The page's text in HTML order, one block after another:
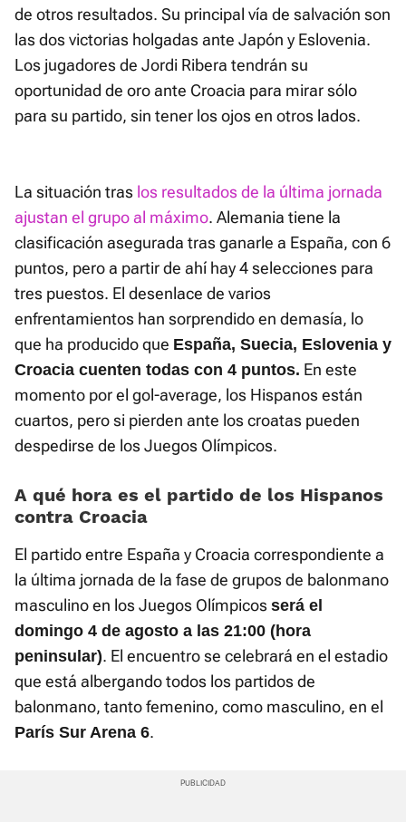
de otros resultados. Su principal vía de salvación son
las dos victorias holgadas ante Japón y Eslovenia.
Los jugadores de Jordi Ribera tendrán su
oportunidad de oro ante Croacia para mirar sólo
para su partido, sin tener los ojos en otros lados.
La situación tras los resultados de la última jornada
ajustan el grupo al máximo. Alemania tiene la
clasificación asegurada tras ganarle a España, con 6
puntos, pero a partir de ahí hay 4 selecciones para
tres puestos. El desenlace de varios
enfrentamientos han sorprendido en demasía, lo
que ha producido que España, Suecia, Eslovenia y
Croacia cuenten todas con 4 puntos. En este
momento por el gol-average, los Hispanos están
cuartos, pero si pierden ante los croatas pueden
despedirse de los Juegos Olímpicos.
A qué hora es el partido de los Hispanos
contra Croacia
El partido entre España y Croacia correspondiente a
la última jornada de la fase de grupos de balonmano
masculino en los Juegos Olímpicos será el
domingo 4 de agosto a las 21:00 (hora
peninsular). El encuentro se celebrará en el estadio
que está albergando todos los partidos de
balonmano, tanto femenino, como masculino, en el
París Sur Arena 6.